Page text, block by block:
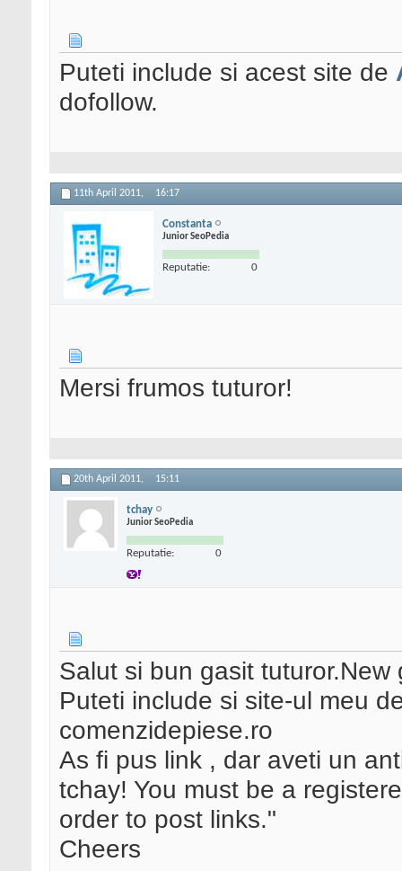
Puteti include si acest site de
dofollow.
11th April 2011, 16:17
Constanta
Junior SeoPedia
Reputatie: 0
Mersi frumos tuturor!
20th April 2011, 15:11
tchay
Junior SeoPedia
Reputatie: 0
Salut si bun gasit
Puteti include si site-ul meu
comenzidepiese.ro
As fi pus link , dar aveti un
tchay! You must be a
order to post links."
Cheers